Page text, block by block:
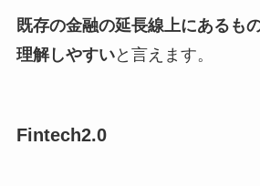
既存の金融の延長線上にあるもの
理解しやすいと言えます。
Fintech2.0